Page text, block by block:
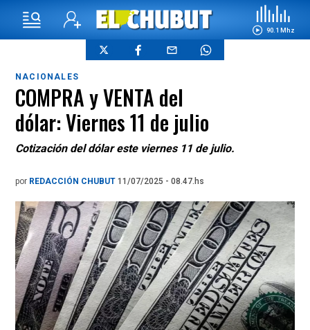
90.1 Mhz
NACIONALES
COMPRA y VENTA del
dólar: Viernes 11 de julio
Cotización del dólar este viernes 11 de julio.
por REDACCIÓN CHUBUT 11/07/2025 - 08.47.hs